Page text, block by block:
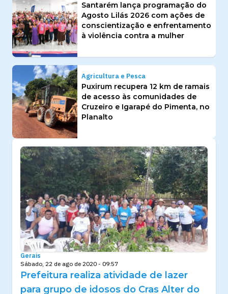
Santarém lança programação do
Agosto Lilás 2026 com ações de
conscientização e enfrentamento
à violência contra a mulher
Agricultura e Pesca
Puxirum recupera 12 km de ramais
de acesso às comunidades de
Cruzeiro e Igarapé do Pimenta, no
Planalto
Gerais
Sábado, 22 de ago de 2020 - 09:57
Prefeitura realiza atividade de lazer
para grupo de idosos do Cras Alter do